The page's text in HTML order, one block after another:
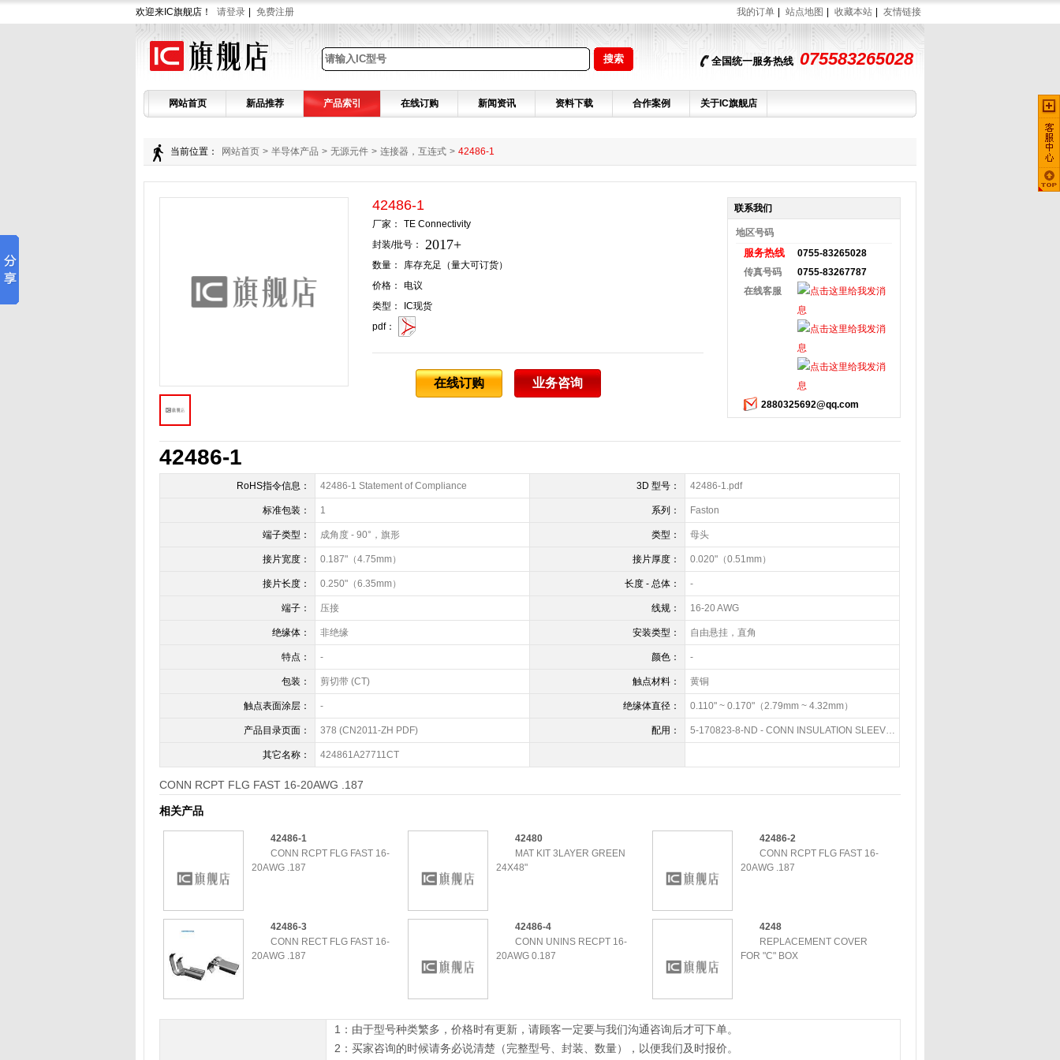
欢迎来IC旗舰店！ 请登录 免费注册 我的订单 站点地图 收藏本站 友情链接
全国统一服务热线 075583265028
网站首页 新品推荐 产品索引 在线订购 新闻资讯 资料下载 合作案例 关于IC旗舰店
当前位置： 网站首页 > 半导体产品 > 无源元件 > 连接器，互连式 > 42486-1
42486-1
厂家：
TE Connectivity
封装/批号：
2017+
数量：
库存充足（量大可订货）
价格：
电议
类型：
IC现货
pdf：
在线订购 业务咨询
联系我们
地区号码
服务热线
0755-83265028
传真号码
0755-83267787
在线客服
2880325692@qq.com
42486-1
RoHS指令信息： 42486-1 Statement of Compliance 3D 型号： 42486-1.pdf
标准包装： 1 系列： Faston
端子类型： 成角度 - 90°，旗形 类型： 母头
接片宽度： 0.187"（4.75mm） 接片厚度： 0.020"（0.51mm）
接片长度： 0.250"（6.35mm） 长度 - 总体： -
端子： 压接 线规： 16-20 AWG
绝缘体： 非绝缘 安装类型： 自由悬挂，直角
特点： - 颜色： -
包装： 剪切带 (CT) 触点材料： 黄铜
触点表面涂层： - 绝缘体直径： 0.110" ~ 0.170"（2.79mm ~ 4.32mm）
产品目录页面： 378 (CN2011-ZH PDF) 配用： 5-170823-8-ND - CONN INSULATION SLEEVE .187 BLK3-170823-8-ND - CONN INSULATION SLEEVE .187A27911-ND - CONN RECPT FLG HOUSING NATURAL
其它名称： 424861A27711CT
CONN RCPT FLG FAST 16-20AWG .187
相关产品
42486-1
CONN RCPT FLG FAST 16-
20AWG .187
42480
MAT KIT 3LAYER GREEN
24X48"
42486-2
CONN RCPT FLG FAST 16-
20AWG .187
42486-3
CONN RECT FLG FAST 16-
20AWG .187
42486-4
CONN UNINS RECPT 16-
20AWG 0.187
4248
REPLACEMENT COVER
FOR "C" BOX
1：由于型号种类繁多，价格时有更新，请顾客一定要与我们沟通咨询后才可下单。
2：买家咨询的时候请务必说清楚（完整型号、封装、数量），以便我们及时报价。